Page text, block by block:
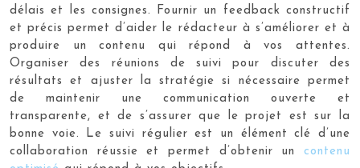
délais et les consignes. Fournir un feedback constructif
et précis permet d’aider le rédacteur à s’améliorer et à
produire un contenu qui répond à vos attentes.
Organiser des réunions de suivi pour discuter des
résultats et ajuster la stratégie si nécessaire permet
de maintenir une communication ouverte et
transparente, et de s’assurer que le projet est sur la
bonne voie. Le suivi régulier est un élément clé d’une
collaboration réussie et permet d’obtenir un contenu